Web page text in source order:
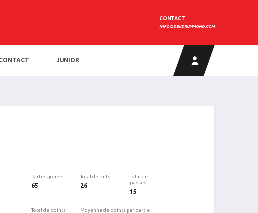
CONTACT
INFO@DEKDRUMMOND.COM
CONTACT JUNIOR
Parties jouées
65
Total de buts
26
Total de
passes
15
Total de points Moyenne de points par partie